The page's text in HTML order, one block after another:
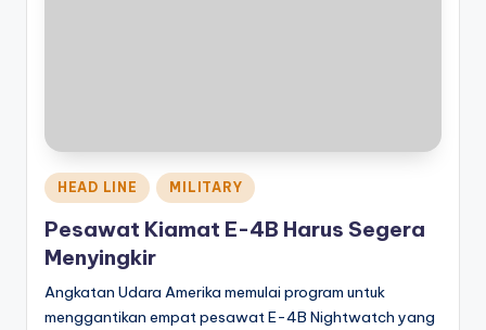
a
k
Posted
in
HEAD LINE MILITARY
Pesawat Kiamat E-4B Harus Segera
Menyingkir
Angkatan Udara Amerika memulai program untuk
menggantikan empat pesawat E-4B Nightwatch yang